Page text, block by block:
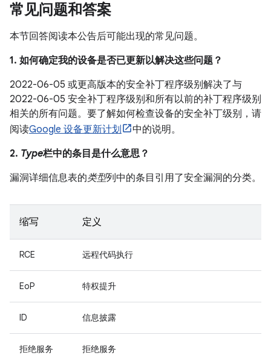
常见问题和答案
本节回答阅读本公告后可能出现的常见问题。
1. 如何确定我的设备是否已更新以解决这些问题？
2022-06-05 或更高版本的安全补丁程序级别解决了与
2022-06-05 安全补丁程序级别和所有以前的补丁程序级别
相关的所有问题。要了解如何检查设备的安全补丁级别，请
阅读Google 设备更新计划
中的说明。
2. Type栏中的条目是什么意思？
漏洞详细信息表的类型列中的条目引用了安全漏洞的分类。
缩写 定义
RCE 远程代码执行
EoP 特权提升
ID 信息披露
拒绝服务 拒绝服务